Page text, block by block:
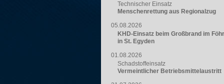
Technischer Einsatz
Menschenrettung aus Regionalzug
05.08.2026
KHD-Einsatz beim Großbrand im
in St. Egyden
01.08.2026
Schadstoffeinsatz
Vermeintlicher Betriebsmittelaustritt